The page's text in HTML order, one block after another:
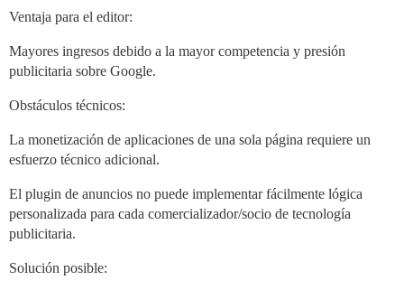
Ventaja para el editor:
Mayores ingresos debido a la mayor competencia y presión
publicitaria sobre Google.
Obstáculos técnicos:
La monetización de aplicaciones de una sola página requiere un
esfuerzo técnico adicional.
El plugin de anuncios no puede implementar fácilmente lógica
personalizada para cada comercializador/socio de tecnología
publicitaria.
Solución posible: